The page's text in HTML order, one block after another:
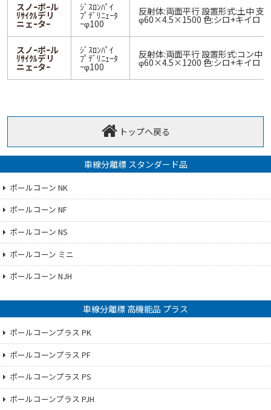
スノｰポｰル
ﾘｻｲｸﾙデリ
ニェｰタｰ
ｼﾞｽﾛﾝﾊﾟｲ
ﾌﾟﾃﾞﾘﾆｪｰﾀ
ｰφ100
反射体:両面平行 設置形式:土中 支
φ60×4.5×1500 色:シロ+キイロ
スノｰポｰル
ﾘｻｲｸﾙデリ
ニェｰタｰ
ｼﾞｽﾛﾝﾊﾟｲ
ﾌﾟﾃﾞﾘﾆｪｰﾀ
ｰφ100
反射体:両面平行 設置形式:コン中
φ60×4.5×1200 色:シロ+キイロ
トップへ戻る
車線分離標 スタンダード品
ポールコーン NK
ポールコーン NF
ポールコーン NS
ポールコーン ミニ
ポールコーン NJH
車線分離標 高機能品 プラス
ポールコーンプラス PK
ポールコーンプラス PF
ポールコーンプラス PS
ポールコーンプラス PJH